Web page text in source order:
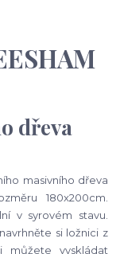
dřeva
masivního dřeva
180x200cm.
v syrovém stavu.
si ložnici z
můžete vyskládat